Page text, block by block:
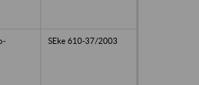
SEke 610-37/2003